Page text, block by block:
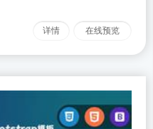
详情 在线预览